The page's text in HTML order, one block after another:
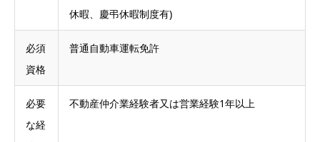
休暇、慶弔休暇制度有)
必須
資格
普通自動車運転免許
必要
な経
不動産仲介業経験者又は営業経験1年以上